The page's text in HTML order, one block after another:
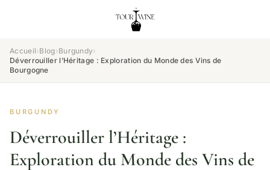
Accueil›Blog›Burgundy›
Déverrouiller l’Héritage : Exploration du Monde des Vins de
Bourgogne
BURGUNDY
Déverrouiller l’Héritage :
Exploration du Monde des Vins de